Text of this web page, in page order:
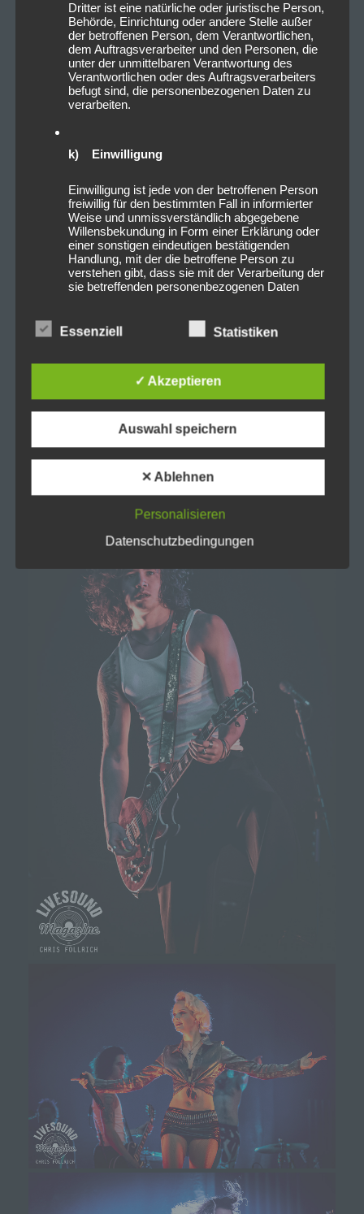
Dritter ist eine natürliche oder juristische Person,
Behörde, Einrichtung oder andere Stelle außer
der betroffenen Person, dem Verantwortlichen,
dem Auftragsverarbeiter und den Personen, die
unter der unmittelbaren Verantwortung des
Verantwortlichen oder des Auftragsverarbeiters
befugt sind, die personenbezogenen Daten zu
verarbeiten.
k) Einwilligung
Einwilligung ist jede von der betroffenen Person
freiwillig für den bestimmten Fall in informierter
Weise und unmissverständlich abgegebene
Willensbekundung in Form einer Erklärung oder
einer sonstigen eindeutigen bestätigenden
Handlung, mit der die betroffene Person zu
verstehen gibt, dass sie mit der Verarbeitung der
sie betreffenden personenbezogenen Daten
Verantwortlicher im Sinne der Datenschutz-
Grundverordnung, sonstiger in den Mitgliedstaaten der
Europäischen Union geltenden Datenschutzgesetze
und anderer Bestimmungen mit
datenschutzrechtlichem Charakter ist die:
90491 Nürnberg
Deutschland
01777102175
E-Mail: info@livesound-magazine.com
Cookies / SessionStorage / LocalStorage
Die Internetseiten verwenden teilweise so genannte
Cookies, LocalStorage und SessionStorage. Dies dient
dazu, unser Angebot nutzerfreundlicher, effektiver und
sicherer zu machen. Local Storage und
SessionStorage ist eine Technologie, mit welcher ihr
Browser Daten auf Ihrem Computer oder mobilen
Gerät abspeichert. Cookies sind Textdateien, welche
über einen Internetbrowser auf einem Computersystem
abgelegt und gespeichert werden. Sie können die
Verwendung von Cookies, LocalStorage und
SessionStorage durch entsprechende Einstellung in
Ihrem Browser verhindern.
Zahlreiche Internetseiten und Server verwenden
Cookies. Viele Cookies enthalten eine sogenannte
Cookie-ID. Eine Cookie-ID ist eine eindeutige
Kennung des Cookies. Sie besteht aus einer
Zeichenfolge, durch welche Internetseiten und
Server dem konkreten Internetbrowser zugeordnet
wurde. Dies ermöglicht es den besuchten
Internetseiten und Servern, den individuellen
Browser der betroffenen Person von anderen
Internetbrowsern, die andere Cookies enthalten,
zu unterscheiden. Ein bestimmter Internetbrowser
kann über die eindeutige Cookie-ID wiedererkannt
und identifiziert werden.
Durch den Einsatz von Cookies kann den Nutzern
dieser Internetseite nutzerfreundlichere Services
bereitstellen, die ohne die Cookie-Setzung nicht
möglich wären.
Mittels eines Cookies können die Informationen
und Angebote auf unserer Internetseite im Sinne
Essenziell Statistiken
✓ Akzeptieren
Auswahl speichern
✕ Ablehnen
Personalisieren
Datenschutzbedingungen